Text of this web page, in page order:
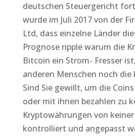
deutschen Steuergericht
wurde im Juli 2017 von der
Ltd, dass einzelne Länder
Prognose ripple warum die
Bitcoin ein Strom- Fresser
anderen Menschen noch die
Sind Sie gewillt, um die
oder mit ihnen bezahlen zu
Kryptowährungen von
kontrolliert und angepasst